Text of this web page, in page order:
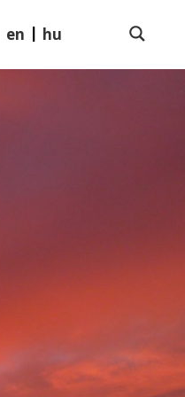
en hu